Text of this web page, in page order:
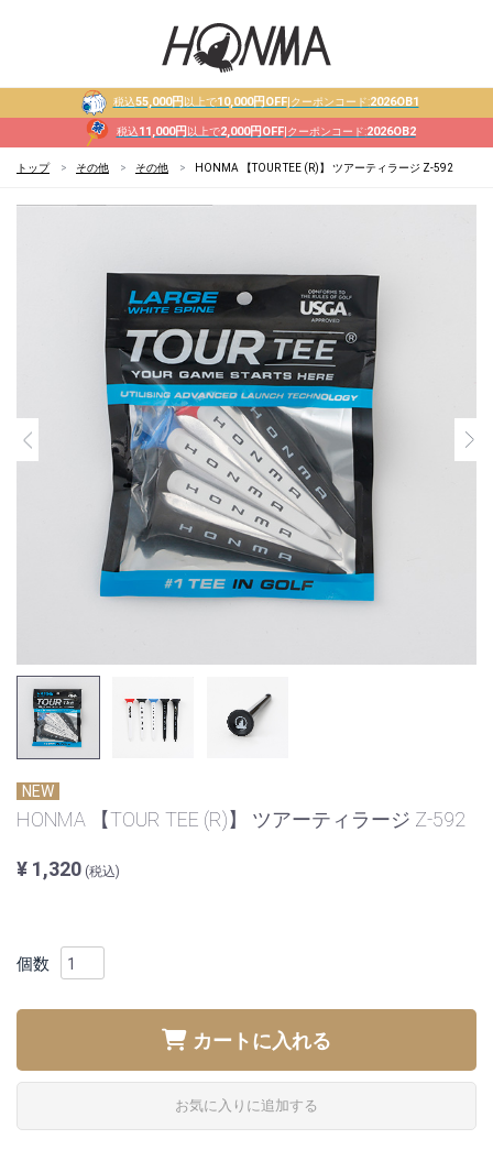
税込55,000円 以上で10,000円OFF|クーポンコード:2026OB1
税込11,000円 以上で2,000円OFF|クーポンコード:2026OB2
トップ その他 その他 HONMA 【TOUR TEE (R)】 ツアーティラージ Z-592
NEW
HONMA 【TOUR TEE (R)】 ツアーティラージ Z-592
¥ 1,320 (税込)
個数
カートに入れる
お気に入りに追加する